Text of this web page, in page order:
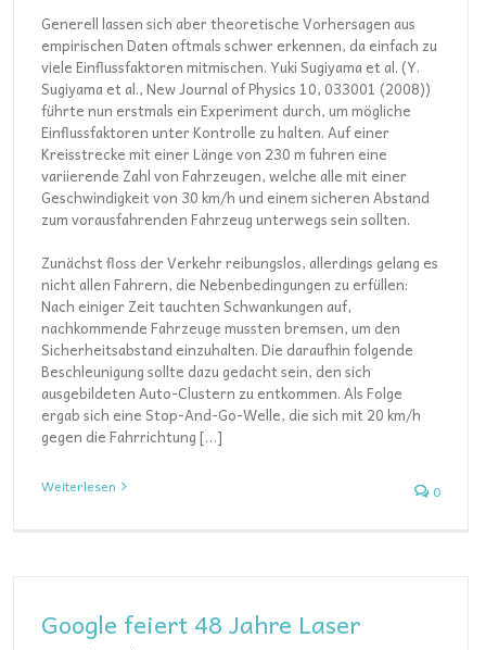
Generell lassen sich aber theoretische Vorhersagen aus
empirischen Daten oftmals schwer erkennen, da einfach zu
viele Einflussfaktoren mitmischen. Yuki Sugiyama et al. (Y.
Sugiyama et al., New Journal of Physics 10, 033001 (2008))
führte nun erstmals ein Experiment durch, um mögliche
Einflussfaktoren unter Kontrolle zu halten. Auf einer
Kreisstrecke mit einer Länge von 230 m fuhren eine
variierende Zahl von Fahrzeugen, welche alle mit einer
Geschwindigkeit von 30 km/h und einem sicheren Abstand
zum vorausfahrenden Fahrzeug unterwegs sein sollten.
Zunächst floss der Verkehr reibungslos, allerdings gelang es
nicht allen Fahrern, die Nebenbedingungen zu erfüllen:
Nach einiger Zeit tauchten Schwankungen auf,
nachkommende Fahrzeuge mussten bremsen, um den
Sicherheitsabstand einzuhalten. Die daraufhin folgende
Beschleunigung sollte dazu gedacht sein, den sich
ausgebildeten Auto-Clustern zu entkommen. Als Folge
ergab sich eine Stop-And-Go-Welle, die sich mit 20 km/h
gegen die Fahrrichtung […]
Weiterlesen 0
Google feiert 48 Jahre Laser